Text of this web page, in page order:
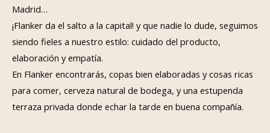
Madrid…
¡Flanker da el salto a la capital! y que nadie lo dude, seguimos
siendo fieles a nuestro estilo: cuidado del producto,
elaboración y empatía.
En Flanker encontrarás, copas bien elaboradas y cosas ricas
para comer, cerveza natural de bodega, y una estupenda
terraza privada donde echar la tarde en buena compañía.